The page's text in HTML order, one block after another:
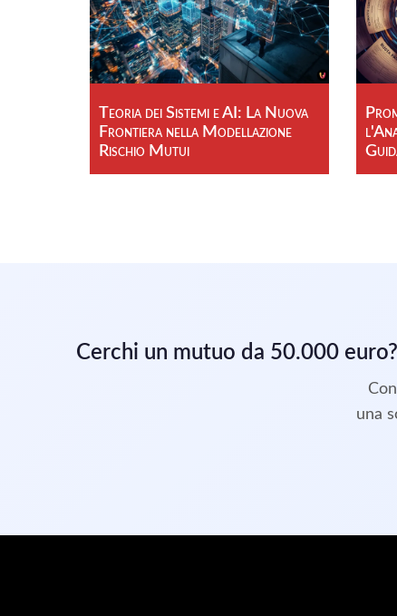
Teoria dei Sistemi e AI: La Nuova
Frontiera nella Modellazione
Rischio Mutui
Cerchi un mutuo da 50.000 euro?
una